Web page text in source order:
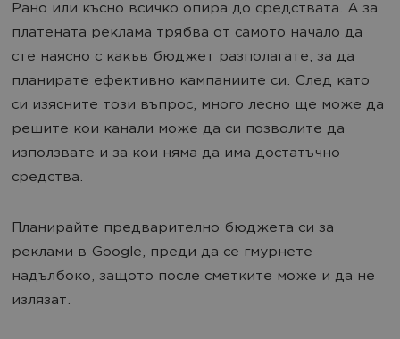
Рано или късно всичко опира до средствата. А за
платената реклама трябва от самото начало да
сте наясно с какъв бюджет разполагате, за да
планирате ефективно кампаниите си. След като
си изясните този въпрос, много лесно ще може да
решите кои канали може да си позволите да
използвате и за кои няма да има достатъчно
средства.
Планирайте предварително бюджета си за
реклами в Google, преди да се гмурнете
надълбоко, защото после сметките може и да не
излязат.